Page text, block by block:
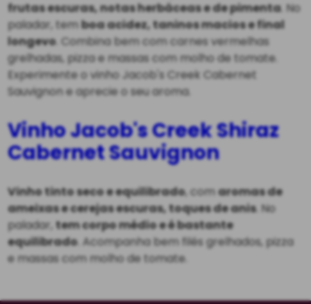
frutas escuras, notas herbáceas e de pimenta. No
paladar, temboa acidez, taninos macios e final
longevo. Combina bem com carnes vermelhas
grelhadas, pizza e massas com molho de tomate.
Experimente o vinho Jacob's Creek Cabernet
Sauvignon e aprecie o seu aroma.
Vinho Jacob's Creek Shiraz
Cabernet Sauvignon
Vinho tinto seco e equilibrado, comaromas de
ameixas e cerejas escuras, toques de anis. No
paladar,tem corpo médio e é bastante
equilibrado. Acompanha bem filés grelhados, pizza
e massas com molho de tomate.